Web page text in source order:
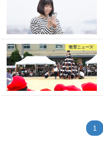
教育ニュース
1